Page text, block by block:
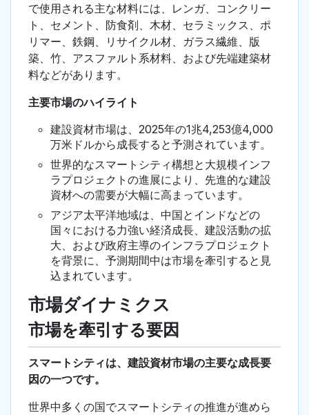
で使用される主な材料には、レンガ、コンクリー
ト、セメント、防食剤、木材、セラミックス、ポ
リマー、鉄鋼、リサイクル材、ガラス繊維、版
築、竹、アスファルト系材料、および先端建築材
料などがあります。
主要市場のハイライト
建設資材市場は、2025年の1兆4,253億4,000
万米ドルから成長すると予測されています。
世界的なスマートシティ構想と大規模インフ
ラプロジェクトの進展により、先進的な建設
資材への需要が大幅に高まっています。
アジア太平洋地域は、中国とインドなどの
国々における力強い経済成長、建設活動の拡
大、および政府主導のインフラプロジェクト
を背景に、予測期間中は市場を牽引すると見
込まれています。
市場ダイナミクス
市場を牽引する要因
スマートシティは、建設資材市場の主要な成長要
因の一つです。
世界中多くの国でスマートシティの推進が進めら